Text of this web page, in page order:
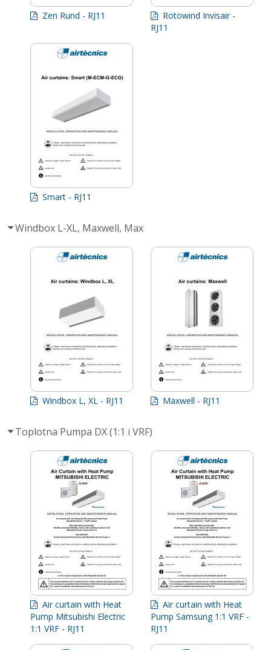
Zen Rund - RJ11
Rotowind Invisair -
RJ11
Smart - RJ11
Windbox L-XL, Maxwell, Max
Windbox L, XL - RJ11 Maxwell - RJ11
Toplotna Pumpa DX (1:1 i VRF)
Air curtain with Heat
Pump Mitsubishi Electric
1:1 VRF - RJ11
Air curtain with Heat
Pump Samsung 1:1 VRF -
RJ11